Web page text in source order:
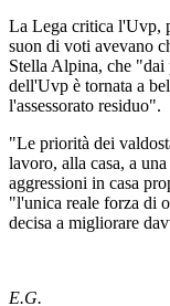
La Lega critica l'Uvp,
suon di voti avevano
Stella Alpina, che "dai
dell'Uvp è tornata a
l'assessorato residuo".
"Le priorità dei
lavoro, alla casa, a
aggressioni in casa
"l'unica reale forza di
decisa a migliorare
E.G.